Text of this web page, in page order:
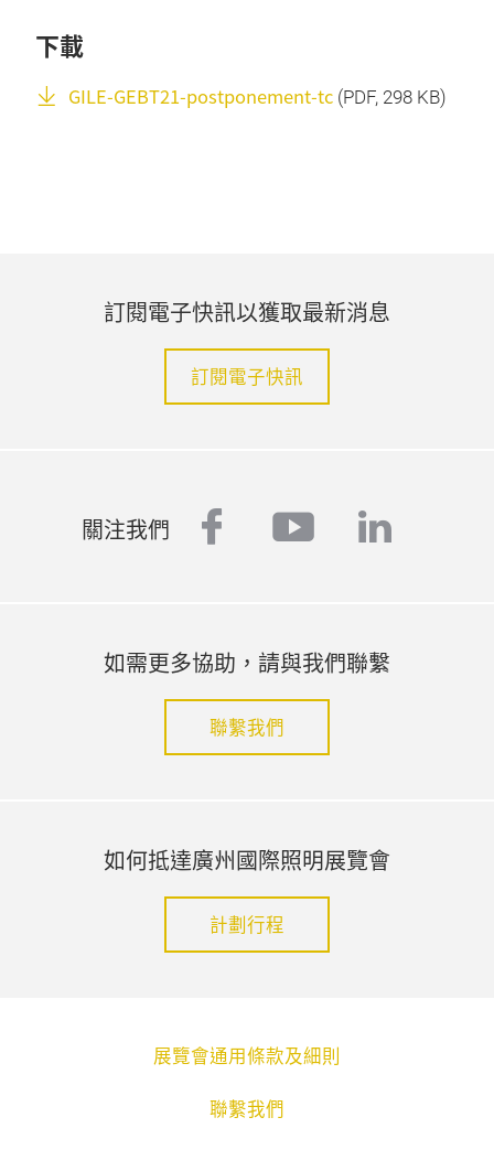
下載
GILE-GEBT21-postponement-tc (PDF, 298 KB)
訂閱電子快訊以獲取最新消息
訂閱電子快訊
關注我們 facebook
youtube
如需更多協助，請與我們聯繫
聯繫我們
如何抵達廣州國際照明展覽會
計劃行程
展覽會通用條款及細則
聯繫我們